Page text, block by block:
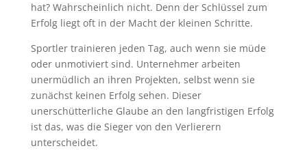
hat? Wahrscheinlich nicht. Denn der Schlüssel zum
Erfolg liegt oft in der Macht der kleinen Schritte.
Sportler trainieren jeden Tag, auch wenn sie müde
oder unmotiviert sind. Unternehmer arbeiten
unermüdlich an ihren Projekten, selbst wenn sie
zunächst keinen Erfolg sehen. Dieser
unerschütterliche Glaube an den langfristigen Erfolg
ist das, was die Sieger von den Verlierern
unterscheidet.